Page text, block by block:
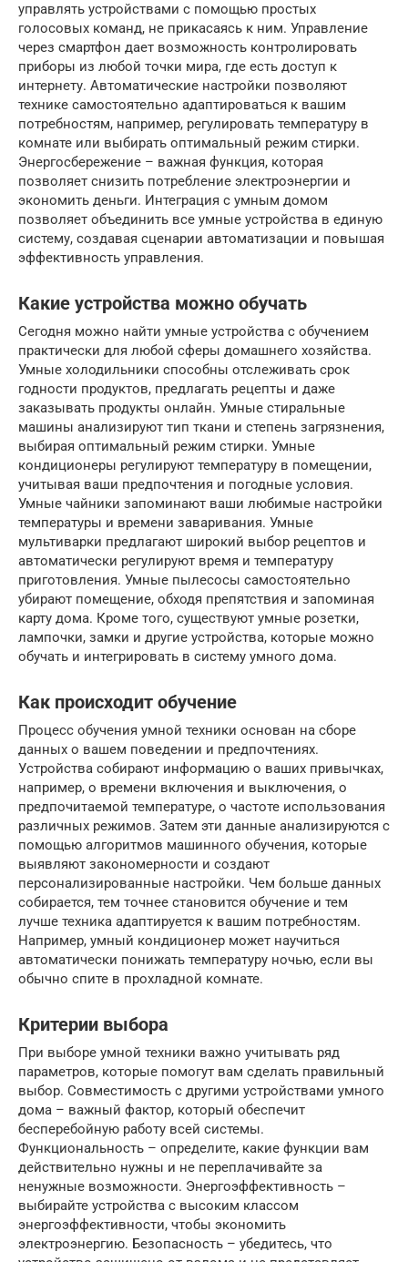
управлять устройствами с помощью простых
голосовых команд, не прикасаясь к ним. Управление
через смартфон дает возможность контролировать
приборы из любой точки мира, где есть доступ к
интернету. Автоматические настройки позволяют
технике самостоятельно адаптироваться к вашим
потребностям, например, регулировать температуру в
комнате или выбирать оптимальный режим стирки.
Энергосбережение – важная функция, которая
позволяет снизить потребление электроэнергии и
экономить деньги. Интеграция с умным домом
позволяет объединить все умные устройства в единую
систему, создавая сценарии автоматизации и повышая
эффективность управления.
Какие устройства можно обучать
Сегодня можно найти умные устройства с обучением
практически для любой сферы домашнего хозяйства.
Умные холодильники способны отслеживать срок
годности продуктов, предлагать рецепты и даже
заказывать продукты онлайн. Умные стиральные
машины анализируют тип ткани и степень загрязнения,
выбирая оптимальный режим стирки. Умные
кондиционеры регулируют температуру в помещении,
учитывая ваши предпочтения и погодные условия.
Умные чайники запоминают ваши любимые настройки
температуры и времени заваривания. Умные
мультиварки предлагают широкий выбор рецептов и
автоматически регулируют время и температуру
приготовления. Умные пылесосы самостоятельно
убирают помещение, обходя препятствия и запоминая
карту дома. Кроме того, существуют умные розетки,
лампочки, замки и другие устройства, которые можно
обучать и интегрировать в систему умного дома.
Как происходит обучение
Процесс обучения умной техники основан на сборе
данных о вашем поведении и предпочтениях.
Устройства собирают информацию о ваших привычках,
например, о времени включения и выключения, о
предпочитаемой температуре, о частоте использования
различных режимов. Затем эти данные анализируются с
помощью алгоритмов машинного обучения, которые
выявляют закономерности и создают
персонализированные настройки. Чем больше данных
собирается, тем точнее становится обучение и тем
лучше техника адаптируется к вашим потребностям.
Например, умный кондиционер может научиться
автоматически понижать температуру ночью, если вы
обычно спите в прохладной комнате.
Критерии выбора
При выборе умной техники важно учитывать ряд
параметров, которые помогут вам сделать правильный
выбор. Совместимость с другими устройствами умного
дома – важный фактор, который обеспечит
бесперебойную работу всей системы.
Функциональность – определите, какие функции вам
действительно нужны и не переплачивайте за
ненужные возможности. Энергоэффективность –
выбирайте устройства с высоким классом
энергоэффективности, чтобы экономить
электроэнергию. Безопасность – убедитесь, что